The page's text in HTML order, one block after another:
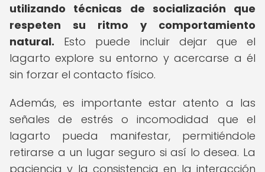
utilizando técnicas de socialización que
respeten su ritmo y comportamiento
natural. Esto puede incluir dejar que el
lagarto explore su entorno y acercarse a él
sin forzar el contacto físico.
Además, es importante estar atento a las
señales de estrés o incomodidad que el
lagarto pueda manifestar, permitiéndole
retirarse a un lugar seguro si así lo desea. La
paciencia y la consistencia en la interacción